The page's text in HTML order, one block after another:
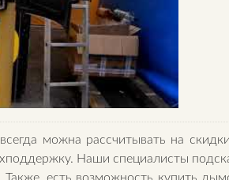
можна рассчитывать на
Наши специалисты